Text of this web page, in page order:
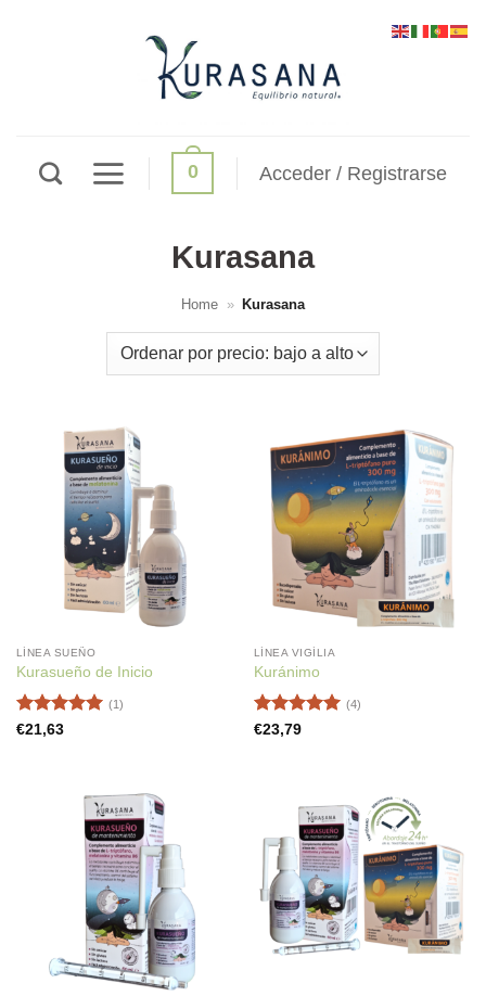
0 Acceder / Registrarse
Kurasana
Home » Kurasana
LÍNEA SUEÑO
Kurasueño de Inicio
Valorado
(1)
€21,63
LÍNEA VIGÍLIA
Kuránimo
Valorado
(4)
€23,79